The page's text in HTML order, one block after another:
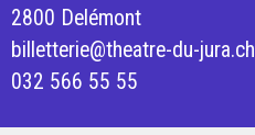
2800 Delémont
billetterie@theatre-du-jura.ch
032 566 55 55